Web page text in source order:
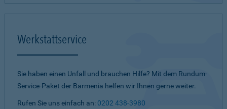
Werkstattservice
Sie haben einen Unfall und brauchen Hilfe? Mit dem Rundum-
Service-Paket der Barmenia helfen wir Ihnen gerne weiter.
Rufen Sie uns einfach an: 0202 438-3980